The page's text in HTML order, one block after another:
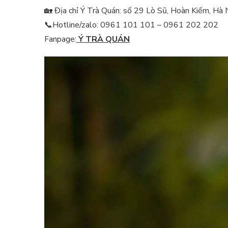
🏡 Địa chỉ Ý Trà Quán: số 29 Lò Sũ, Hoàn Kiếm, Hà
📞Hotline/zalo: 0961 101 101 – 0961 202 202
Fanpage: Ý TRÀ QUÁN